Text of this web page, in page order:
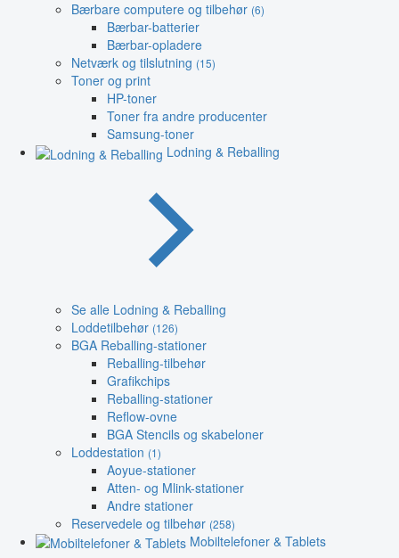
Bærbare computere og tilbehør (6)
Bærbar-batterier
Bærbar-opladere
Netværk og tilslutning (15)
Toner og print
HP-toner
Toner fra andre producenter
Samsung-toner
Lodning & Reballing
Se alle Lodning & Reballing
Loddetilbehør (126)
BGA Reballing-stationer
Reballing-tilbehør
Grafikchips
Reballing-stationer
Reflow-ovne
BGA Stencils og skabeloner
Loddestation (1)
Aoyue-stationer
Atten- og Mlink-stationer
Andre stationer
Reservedele og tilbehør (258)
Mobiltelefoner & Tablets